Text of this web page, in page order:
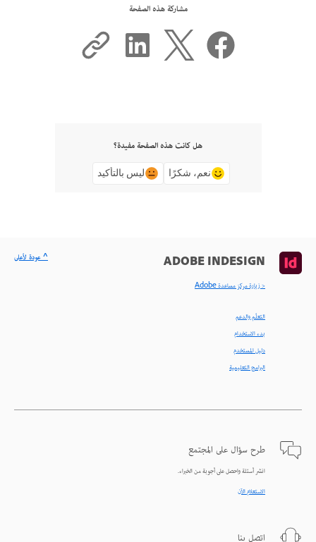
مشاركة هذه الصفحة
هل كانت هذه الصفحة مفيدة؟
نعم، شكرًا ليس بالتأكيد
ADOBE INDESIGN
< زيارة مركز مساعدة Adobe
التعلّم والدعم
بدء الاستخدام
دليل المستخدم
البرامج التعليمية
طرح سؤال على المجتمع
انشر أسئلة واحصل على أجوبة من الخبراء.
الاستعلام الآن
^ عودة لأعلى